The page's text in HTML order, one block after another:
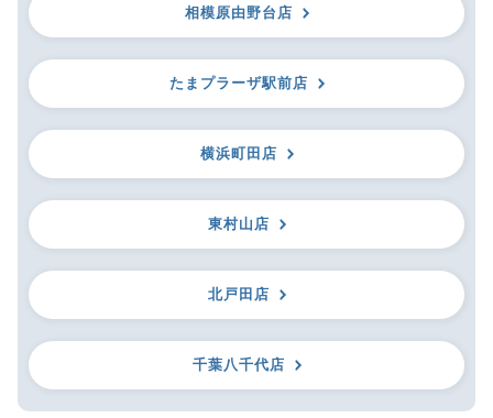
相模原由野台店
たまプラーザ駅前店
横浜町田店
東村山店
北戸田店
千葉八千代店